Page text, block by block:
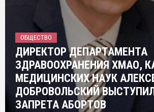
ОБЩЕСТВО
ДИРЕКТОР ДЕПАРТАМЕНТА
ЗДРАВООХРАНЕНИЯ ХМАО,
МЕДИЦИНСКИХ НАУК
ДОБРОВОЛЬСКИЙ
ЗАПРЕТА АБОРТОВ